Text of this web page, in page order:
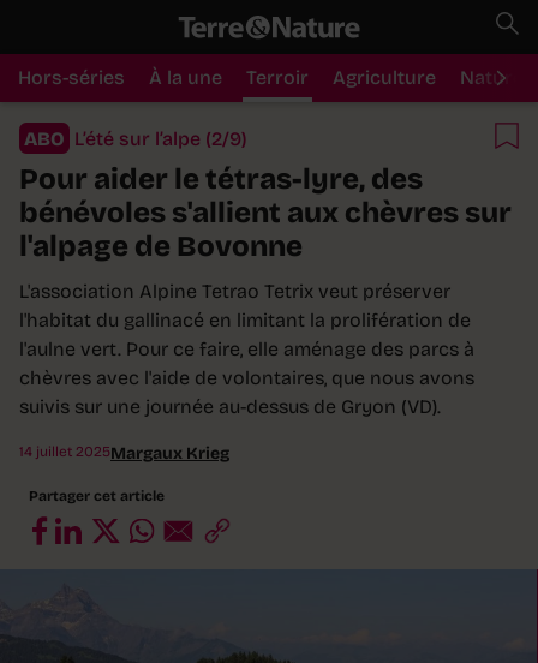
Hors-séries À la une Terroir Agriculture Nature
ABO L’été sur l’alpe (2/9)
Pour aider le tétras-lyre, des
bénévoles s'allient aux chèvres sur
l'alpage de Bovonne
L'association Alpine Tetrao Tetrix veut préserver
l'habitat du gallinacé en limitant la prolifération de
l'aulne vert. Pour ce faire, elle aménage des parcs à
chèvres avec l'aide de volontaires, que nous avons
suivis sur une journée au-dessus de Gryon (VD).
14 juillet 2025Margaux Krieg
Partager cet article